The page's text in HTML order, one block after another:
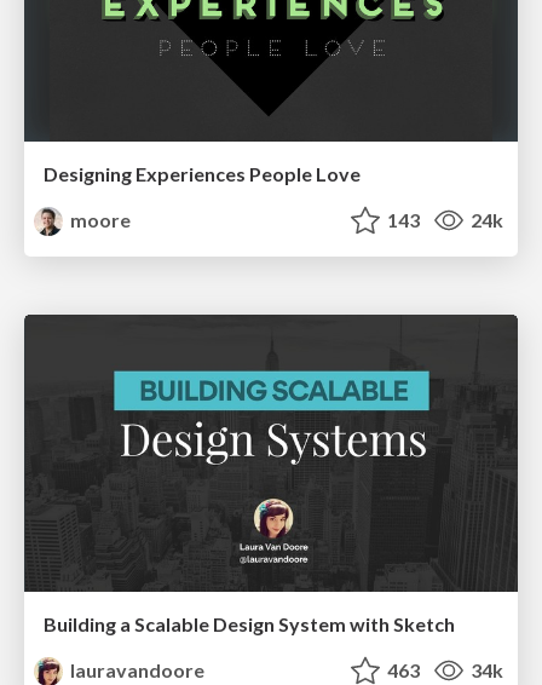
Designing Experiences People Love
moore
143 24k
Building a Scalable Design System with Sketch
lauravandoore
463 34k